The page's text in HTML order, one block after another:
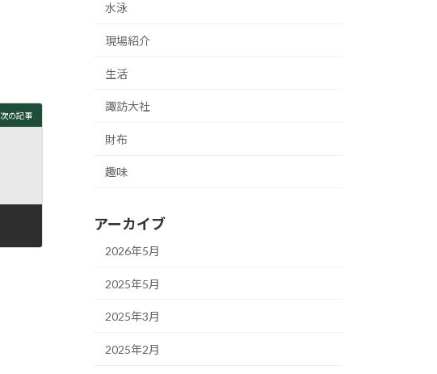
次の記事
水泳
現場紹介
生活
諏訪大社
財布
趣味
アーカイブ
2026年5月
2025年5月
2025年3月
2025年2月